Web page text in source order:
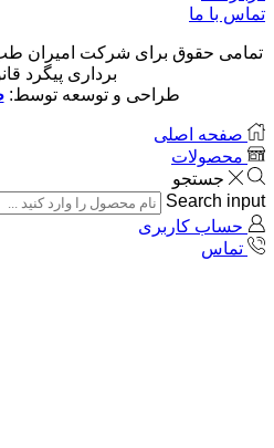
تماس با ما
تمامی حقوق برای شرکت امیران
برداری پیگرد
طراحی و توسعه توسط:
صفحه اصلی
محصولات
جستجو
Search input
حساب کاربری
تماس